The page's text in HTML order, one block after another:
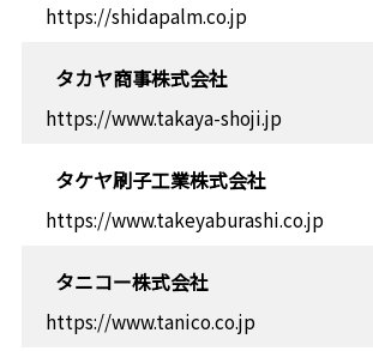
https://shidapalm.co.jp
タカヤ商事株式会社
https://www.takaya-shoji.jp
タケヤ刷子工業株式会社
https://www.takeyaburashi.co.jp
タニコー株式会社
https://www.tanico.co.jp